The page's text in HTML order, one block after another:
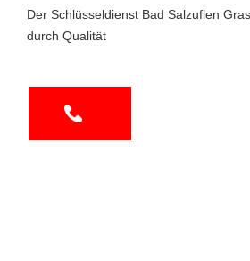
Der Schlüsseldienst Bad Salzuflen
durch Qualität